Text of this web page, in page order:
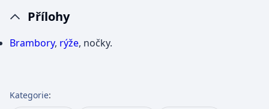
Přílohy
Brambory, rýže, nočky.
Kategorie: